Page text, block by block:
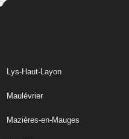
Lys-Haut-Layon
Maulévrier
Mazières-en-Mauges